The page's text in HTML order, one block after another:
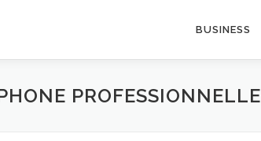
BUSINESS
PROFESSIONNELLE